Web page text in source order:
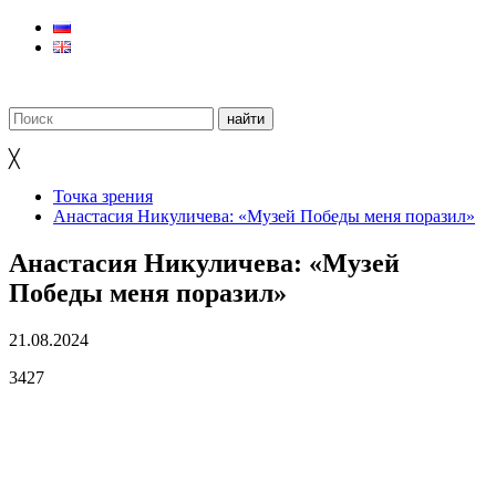
╳
Точка зрения
Анастасия Никуличева: «Музей Победы меня поразил»
Анастасия Никуличева: «Музей
Победы меня поразил»
21.08.2024
3427